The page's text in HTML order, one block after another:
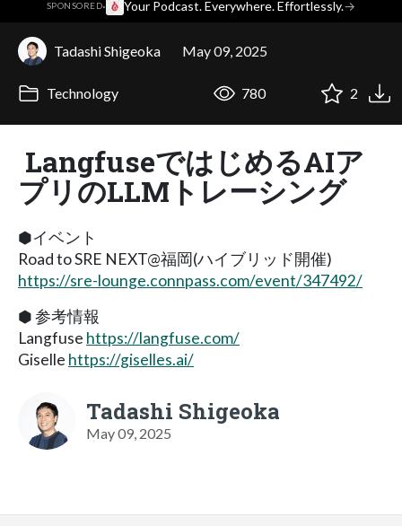
SPONSORED· Your Podcast. Everywhere. Effortlessly.→
Tadashi Shigeoka May 09, 2025
Technology 780 2
LangfuseではじめるAIア
プリのLLMトレーシング
⬢イベント
Road to SRE NEXT@福岡(ハイブリッド開催)
https://sre-lounge.connpass.com/event/347492/
⬢ 参考情報
Langfuse https://langfuse.com/
Giselle https://giselles.ai/
Tadashi Shigeoka
May 09, 2025